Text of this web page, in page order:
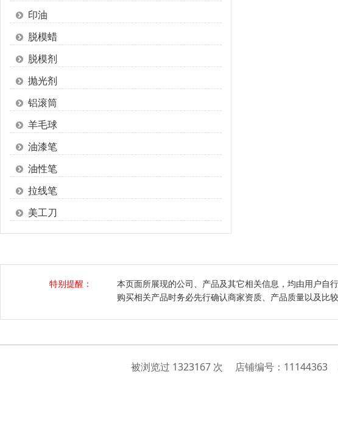
印油
脱模蜡
脱模剂
抛光剂
铝滚筒
羊毛球
油漆笔
油性笔
拉线笔
美工刀
特别提醒：
本页面所展现的公司、产品及其它相关信息，均由用户自行
购买相关产品时务必先行确认商家资质、产品质量以及比
被浏览过 1323167 次 店铺编号： 11144363